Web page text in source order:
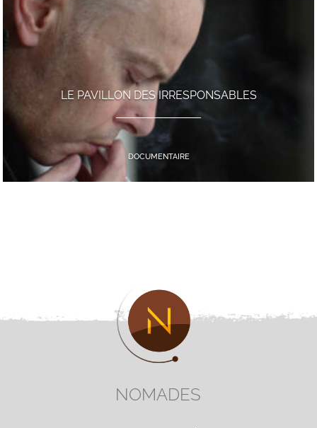
LE PAVILLON DES IRRESPONSABLES
DOCUMENTAIRE
NOMADES